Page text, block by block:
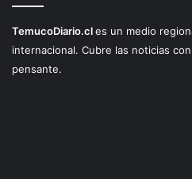
TemucoDiario.cles un medio
internacional. Cubre las noticias
pensante.